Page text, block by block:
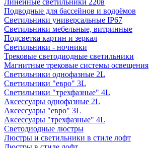
Линейные светильники 220в
Подводные для бассейнов и водоёмов
Светильники универсальные IP67
Светильники мебельные, витринные
Подсветка картин и зеркал
Светильники - ночники
Трековые светодиодные светильники
Магнитные трековые системы освещения
Светильники однофазные 2L
Светильники "евро" 3L
Светильники "трехфазные" 4L
Аксессуары однофазные 2L
Аксессуары "евро" 3L
Аксессуары "трехфазные" 4L
Светодиодные люстры
Люстры и светильники в стиле лофт